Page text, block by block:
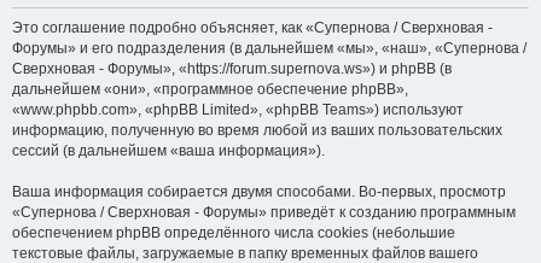
с
Это соглашение подробно объясняет, как «Супернова / Сверхновая -
Форумы» и его подразделения (в дальнейшем «мы», «наш», «Супернова /
Сверхновая - Форумы», «https://forum.supernova.ws») и phpBB (в
дальнейшем «они», «программное обеспечение phpBB»,
«www.phpbb.com», «phpBB Limited», «phpBB Teams») используют
информацию, полученную во время любой из ваших пользовательских
сессий (в дальнейшем «ваша информация»).
Ваша информация собирается двумя способами. Во-первых, просмотр
«Супернова / Сверхновая - Форумы» приведёт к созданию программным
обеспечением phpBB определённого числа cookies (небольшие
текстовые файлы, загружаемые в папку временных файлов вашего